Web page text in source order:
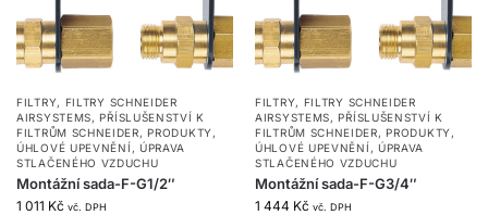
FILTRY, FILTRY SCHNEIDER
AIRSYSTEMS,PŘÍSLUŠENSTVÍ K
FILTRŮM SCHNEIDER,PRODUKTY ,
ÚHLOVÉ UPEVNĚNÍ , ÚPRAVA
STLAČENÉHO VZDUCHU
Montážní sada-F-G1/2″
1 011 Kč vč. DPH
FILTRY, FILTRY SCHNEIDER
AIRSYSTEMS,PŘÍSLUŠENSTVÍ K
FILTRŮM SCHNEIDER,PRODUKTY ,
ÚHLOVÉ UPEVNĚNÍ , ÚPRAVA
STLAČENÉHO VZDUCHU
Montážní sada-F-G3/4″
1 444 Kč vč. DPH